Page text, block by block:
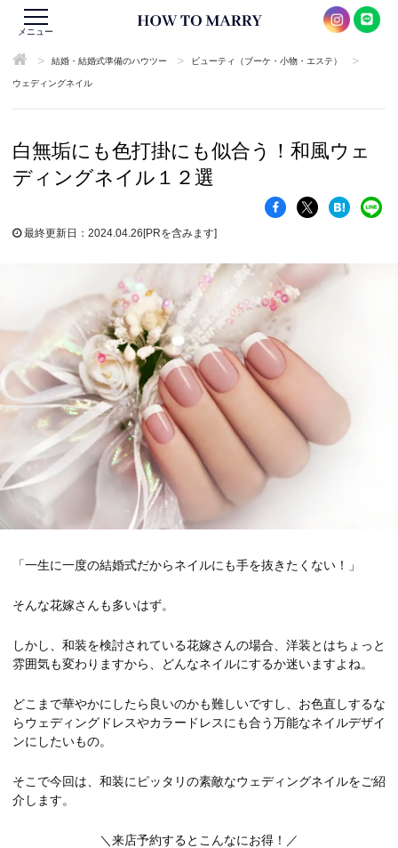
メニュー
> 結婚・結婚式準備のハウツー > ビューティ（ブーケ・小物・エステ） >
ウェディングネイル
白無垢にも色打掛にも似合う！和風ウェ
ディングネイル１２選
最終更新日：2024.04.26[PRを含みます]
「一生に一度の結婚式だからネイルにも手を抜きたくない！」
そんな花嫁さんも多いはず。
しかし、和装を検討されている花嫁さんの場合、洋装とはちょっと
雰囲気も変わりますから、どんなネイルにするか迷いますよね。
どこまで華やかにしたら良いのかも難しいですし、お色直しするな
らウェディングドレスやカラードレスにも合う万能なネイルデザイ
ンにしたいもの。
そこで今回は、和装にピッタリの素敵なウェディングネイルをご紹
介します。
＼来店予約するとこんなにお得！／